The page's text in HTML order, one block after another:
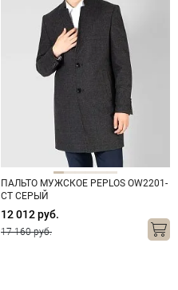
ПАЛЬТО МУЖСКОЕ PEPLOS OW2201-
CT СЕРЫЙ
12 012 руб.
17 160 руб.